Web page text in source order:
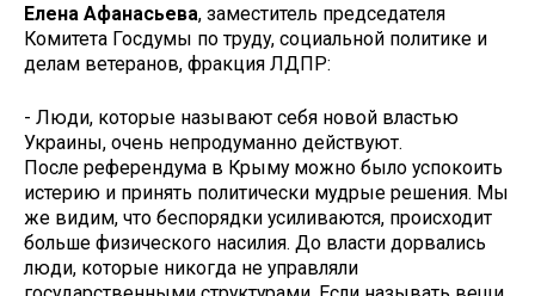
Елена Афанасьева, заместитель председателя
Комитета Госдумы по труду, социальной политике и
делам ветеранов, фракция ЛДПР:
- Люди, которые называют себя новой властью
Украины, очень непродуманно действуют.
После референдума в Крыму можно было успокоить
истерию и принять политически мудрые решения. Мы
же видим, что беспорядки усиливаются, происходит
больше физического насилия. До власти дорвались
люди, которые никогда не управляли